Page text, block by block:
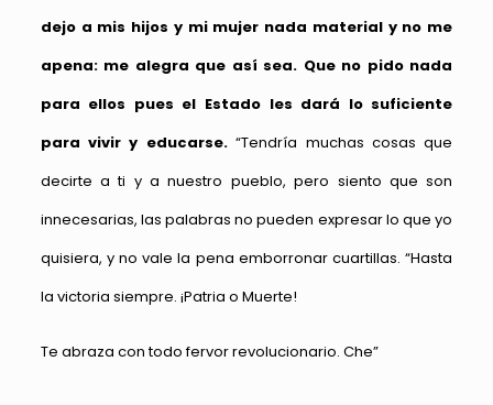
dejo a mis hijos y mi mujer nada material y no me
apena: me alegra que así sea. Que no pido nada
para ellos pues el Estado les dará lo suficiente
para vivir y educarse.“Tendría muchas cosas que
decirte a ti y a nuestro pueblo, pero siento que son
innecesarias, las palabras no pueden expresar lo que yo
quisiera, y no vale la pena emborronar cuartillas. “Hasta
la victoria siempre. ¡Patria o Muerte!
Te abraza con todo fervor revolucionario. Che”